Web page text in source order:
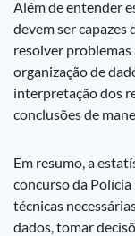
Além de entender
devem ser capazes
resolver problemas
organização de
interpretação dos
conclusões de
Em resumo, a
concurso da Polícia
técnicas
dados, tomar